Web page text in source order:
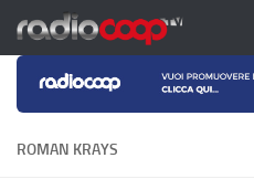
Salta al contenuto
ROMAN KRAYS